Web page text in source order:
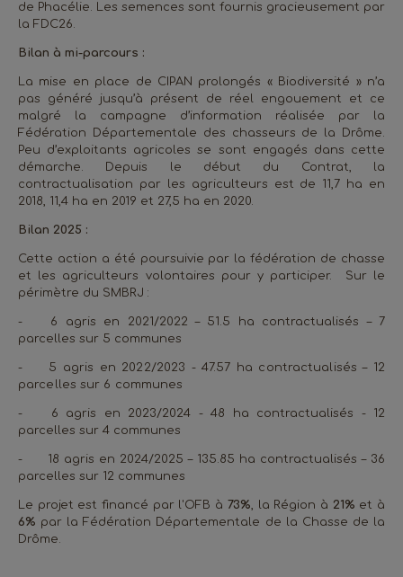
de Phacélie. Les semences sont fournis gracieusement par
la FDC26.
Bilan à mi-parcours :
La mise en place de CIPAN prolongés « Biodiversité » n’a
pas généré jusqu’à présent de réel engouement et ce
malgré la campagne d’information réalisée par la
Fédération Départementale des chasseurs de la Drôme.
Peu d’exploitants agricoles se sont engagés dans cette
démarche. Depuis le début du Contrat, la
contractualisation par les agriculteurs est de 11,7 ha en
2018, 11,4 ha en 2019 et 27,5 ha en 2020.
Bilan 2025 :
Cette action a été poursuivie par la fédération de chasse
et les agriculteurs volontaires pour y participer. Sur le
périmètre du SMBRJ :
-
6 agris en 2021/2022 – 51.5 ha contractualisés – 7
parcelles sur 5 communes
-
5 agris en 2022/2023 - 47.57 ha contractualisés – 12
parcelles sur 6 communes
-
6 agris en 2023/2024 - 48 ha contractualisés - 12
parcelles sur 4 communes
-
18 agris en 2024/2025 – 135.85 ha contractualisés – 36
parcelles sur 12 communes
Le projet est financé par l'OFB à 73%, la Région à 21% et à
6% par la Fédération Départementale de la Chasse de la
Drôme.